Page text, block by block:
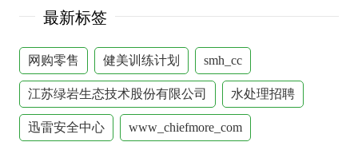
最新标签
网购零售 健美训练计划 smh_cc
江苏绿岩生态技术股份有限公司 水处理招聘
迅雷安全中心 www_chiefmore_com